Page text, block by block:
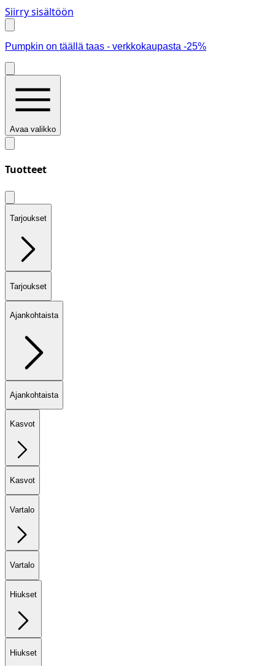
Siirry sisältöön
Pumpkin on täällä taas - verkkokaupasta -25%
Avaa valikko
Tuotteet
Tarjoukset
Tarjoukset
Ajankohtaista
Ajankohtaista
Kasvot
Kasvot
Vartalo
Vartalo
Hiukset
Hiukset